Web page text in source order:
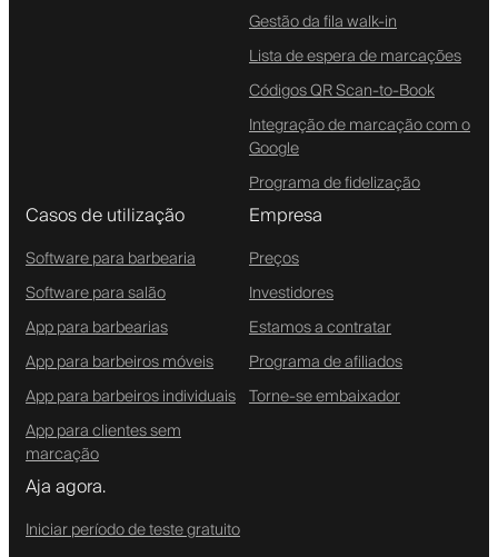
Gestão da fila walk-in
Lista de espera de marcações
Códigos QR Scan-to-Book
Integração de marcação com o
Google
Programa de fidelização
Casos de utilização
Software para barbearia
Software para salão
App para barbearias
App para barbeiros móveis
App para barbeiros individuais
App para clientes sem
marcação
Empresa
Preços
Investidores
Estamos a contratar
Programa de afiliados
Torne-se embaixador
Aja agora.
Iniciar período de teste gratuito